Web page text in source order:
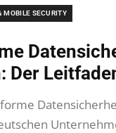
MOBILE SECURITY
Der